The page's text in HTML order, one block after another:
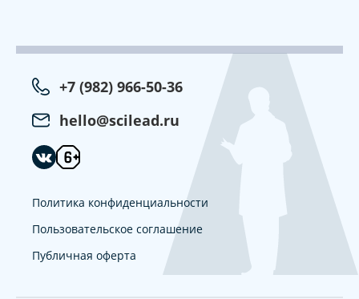
+7 (982) 966-50-36
hello@scilead.ru
Политика конфиденциальности
Пользовательское соглашение
Публичная оферта